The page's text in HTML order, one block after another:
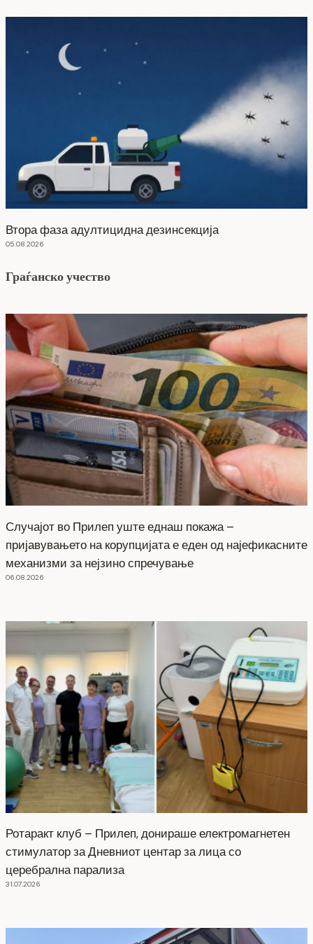
Втора фаза адултицидна дезинсекција
05.08.2026
Граѓанско учество
Случајот во Прилеп уште еднаш покажа –
пријавувањето на корупцијата е еден од најефикасните
механизми за нејзино спречување
06.08.2026
Ротаракт клуб – Прилеп, донираше електромагнетен
стимулатор за Дневниот центар за лица со
церебрална парализа
31.07.2026